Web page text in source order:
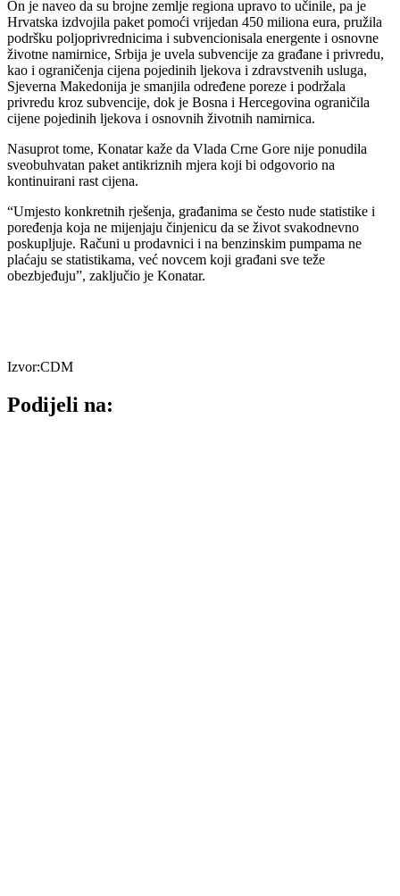
On je naveo da su brojne zemlje regiona upravo to učinile, pa je
Hrvatska izdvojila paket pomoći vrijedan 450 miliona eura, pružila
podršku poljoprivrednicima i subvencionisala energente i osnovne
životne namirnice, Srbija je uvela subvencije za građane i privredu,
kao i ograničenja cijena pojedinih ljekova i zdravstvenih usluga,
Sjeverna Makedonija je smanjila određene poreze i podržala
privredu kroz subvencije, dok je Bosna i Hercegovina ograničila
cijene pojedinih ljekova i osnovnih životnih namirnica.
Nasuprot tome, Konatar kaže da Vlada Crne Gore nije ponudila
sveobuhvatan paket antikriznih mjera koji bi odgovorio na
kontinuirani rast cijena.
“Umjesto konkretnih rješenja, građanima se često nude statistike i
poređenja koja ne mijenjaju činjenicu da se život svakodnevno
poskupljuje. Računi u prodavnici i na benzinskim pumpama ne
plaćaju se statistikama, već novcem koji građani sve teže
obezbjeđuju”, zaključio je Konatar.
Izvor:CDM
Podijeli na: